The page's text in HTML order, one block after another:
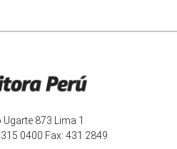
873 Lima 1
0400 Fax: 431 2849